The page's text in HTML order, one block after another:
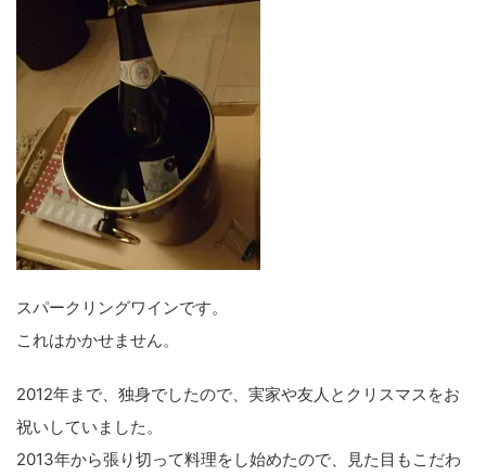
スパークリングワインです。
これはかかせません。
2012年まで、独身でしたので、実家や友人とクリスマスをお
祝いしていました。
2013年から張り切って料理をし始めたので、見た目もこだわ